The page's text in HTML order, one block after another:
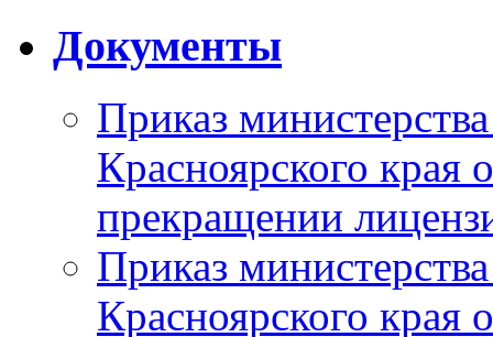
Документы
Приказ
Красноярского
прекращении
Приказ
Красноярского